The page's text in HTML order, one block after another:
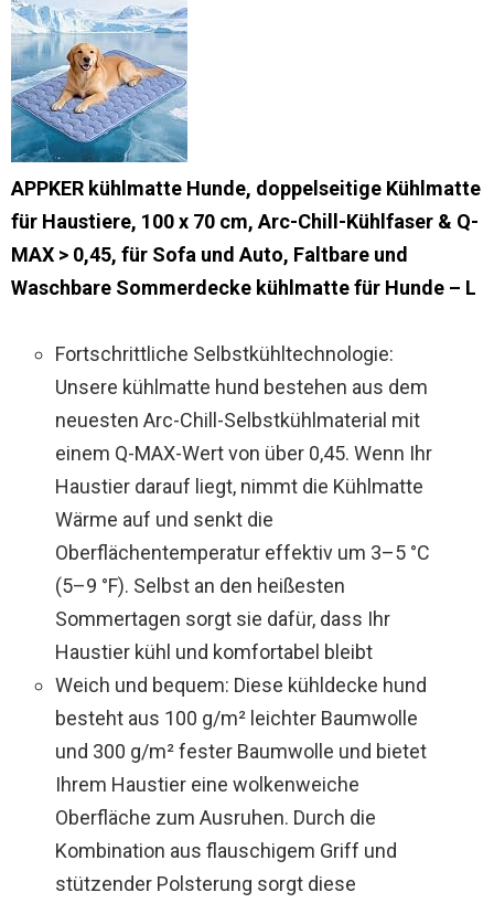
APPKER kühlmatte Hunde, doppelseitige Kühlmatte
für Haustiere, 100 x 70 cm, Arc-Chill-Kühlfaser & Q-
MAX > 0,45, für Sofa und Auto, Faltbare und
Waschbare Sommerdecke kühlmatte für Hunde – L
Fortschrittliche Selbstkühltechnologie:
Unsere kühlmatte hund bestehen aus dem
neuesten Arc-Chill-Selbstkühlmaterial mit
einem Q-MAX-Wert von über 0,45. Wenn Ihr
Haustier darauf liegt, nimmt die Kühlmatte
Wärme auf und senkt die
Oberflächentemperatur effektiv um 3–5 °C
(5–9 °F). Selbst an den heißesten
Sommertagen sorgt sie dafür, dass Ihr
Haustier kühl und komfortabel bleibt
Weich und bequem: Diese kühldecke hund
besteht aus 100 g/m² leichter Baumwolle
und 300 g/m² fester Baumwolle und bietet
Ihrem Haustier eine wolkenweiche
Oberfläche zum Ausruhen. Durch die
Kombination aus flauschigem Griff und
stützender Polsterung sorgt diese